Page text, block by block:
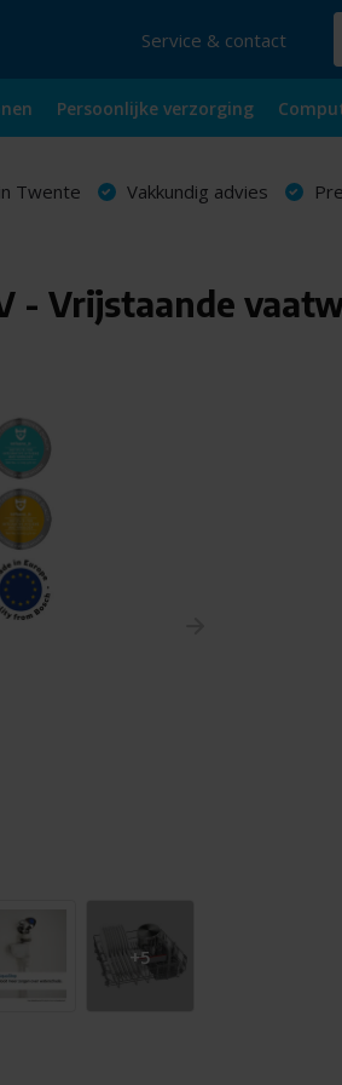
Service & contact
Persoonlijke verzorging
Twente Vakkundig advies
- Vrijstaande
+5